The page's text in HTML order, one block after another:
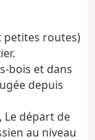
i
a
n
petites routes)
bois et dans
depuis
Le départ de
au niveau